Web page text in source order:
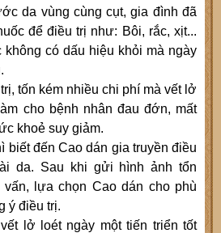
da vùng cùng cụt, gia đình đã
để điều trị như: Bôi, rắc, xịt...
có dấu hiệu khỏi mà ngày
tốn kém nhiều chi phí mà vết lở
cho bệnh nhân đau đớn, mất
khoẻ suy giảm.
biết đến Cao dán gia truyền điều
da. Sau khi gửi hình ảnh tổn
lựa chọn Cao dán cho phù
ý điều trị.
lở loét ngày một tiến triển tốt